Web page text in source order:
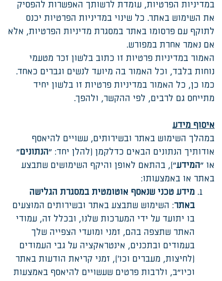
במדיניות הפרטיות, עומדת לרשותך האפשרות להפסיק
את השימוש באתר. כל שינוי במדיניות הפרטיות יכנס
לתוקף עם פרסומו באתר במסגרת מדיניות הפרטיות, אלא
אם נאמר אחרת במפורש.
האמור במדיניות פרטיות זו כתוב בלשון זכר מטעמי
נוחות בלבד, וכל האמור בה מיועד לנשים וגברים כאחד.
כמו כן, כל האמור במדיניות פרטיות זו בלשון יחיד
מתייחס גם לרבים, לפי ההקשר, ולהפך.
איסוף מידע
במהלך השימוש באתר ובשירותים, עשויים להיאסף
אודותיך הנתונים הבאים כדלקמן (להלן יחד: "הנתונים"
או "המידע"), בהתאם לאופן והיקף השימושים שתבצע
באתר או באמצעותו:
מידע טכני שנאסף אוטומטית במסגרת הגלישה
באתר: השימוש שתבצע באתר ובשירותים המוצעים
בו יתועד על ידי המערכות שלנו, ובכלל זה, עמודי
האתר שתצפה בהם, זמני ומועדי הצפייה שלך
בעמודים ובתכנים, אינטראקציה על גבי העמודים
(לחיצות, מעברים וכו'), זמני קריאת הודעות באתר
וכיו"ב, ולרבות פרטים שעשויים להיאסף באמצעות